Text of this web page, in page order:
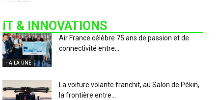
iT & INNOVATIONS
- A LA UNE
Air France célèbre 75 ans de passion et de
connectivité entre...
La voiture volante franchit, au Salon de Pékin,
la frontière entre...